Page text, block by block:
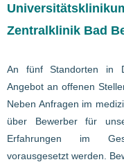
Zentralklinik Bad
An fünf Standorten in
Angebot an offenen
Neben Anfragen im
über Bewerber für
Erfahrungen im
vorausgesetzt werden.